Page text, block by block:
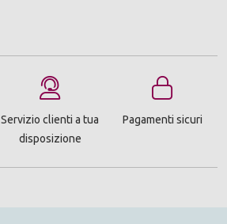
Servizio clienti a tua
disposizione
Pagamenti sicuri